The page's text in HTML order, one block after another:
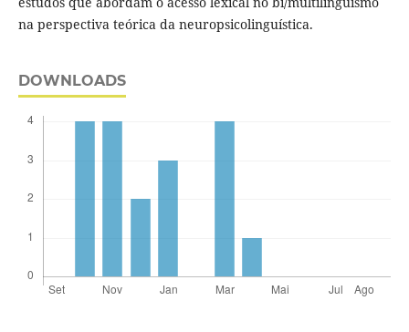
na perspectiva teórica da neuropsicolinguística.
DOWNLOADS